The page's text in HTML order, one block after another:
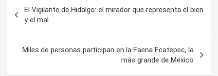
de
entradas
El Vigilante de Hidalgo: el mirador que representa el bien
y el mal
Miles de personas participan en la Faena Ecatepec, la
más grande de México